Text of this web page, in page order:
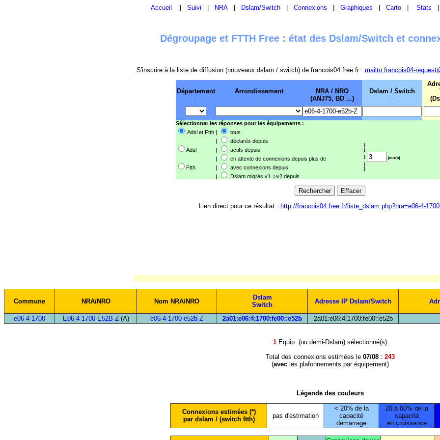
Accueil Suivi NRA Dslam/Switch Connexions Graphiques Carto Stats
Dégroupage et FTTH Free : état des Dslam/Switch et
S'inscrire à la liste de diffusion (nouveaux dslam / switch) de francois04.free.fr : mailto:francois04-
Département
--
Arrondissement
--
NRA / NRO
(ANJ75, BD ...)
Dslam / Switch
--
Sélectionner les réponses pour les équipements :
Adsl et Ftth |
tous
|
déclarés depuis
}
}
}
jour(s)
}
}
Adsl |
actifs depuis
|
en attente de connexions depuis plus de
Ftth
|
avec connexions depuis
|
Dslam migrés v1=>v2 depuis
Lien direct pour ce résultat : http://francois04.free.fr/liste_dslam.php?nra=e06-4-
Commune NRA/NRO Nom NRA/NRO
Dslam
Switch
Adresse IP Dslam/Switch
e06-4-1700
E06-4-1700-E52B-Z(A) e06-4-1700-e52b-Z 2a01:e06:4:1700:fe00::e52b 2a01:e06:4:1700:fe00::e52b
1 Equip. (ou demi-Dslam) sélectionné(s)
Total des connexions estimées le 07/08: 243
(avecles plafonnements par équipement)
Légende des couleurs
Connexions estimées (*)
par dslam / (switch ftth)
pas d'estimation
< 20% de la
capacité
démarrage
20 à 80% de la
capacité
en croissance